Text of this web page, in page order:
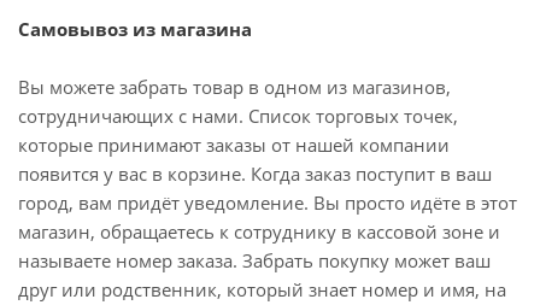
Самовывоз из магазина
Вы можете забрать товар в одном из магазинов,
сотрудничающих с нами. Список торговых точек,
которые принимают заказы от нашей компании
появится у вас в корзине. Когда заказ поступит в ваш
город, вам придёт уведомление. Вы просто идёте в этот
магазин, обращаетесь к сотруднику в кассовой зоне и
называете номер заказа. Забрать покупку может ваш
друг или родственник, который знает номер и имя, на